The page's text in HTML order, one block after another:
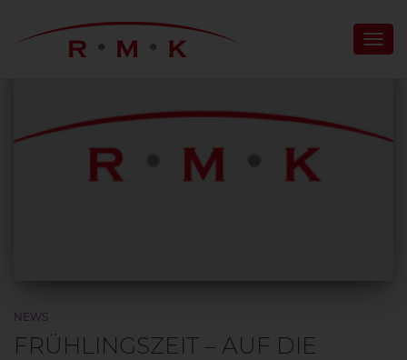
NEWS
FRÜHLINGSZEIT – AUF DIE